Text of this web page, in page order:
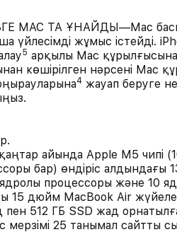
MAC ТА ҰНАЙДЫ—Mac
үйлесімді жұмыс істейді.
5 арқылы Mac
көшірілген нәрсені Mac
4 жауап беруге
айында Apple M5 чипі
бар) өндіріс алдындағы
процессоры және 10
15 дюйм MacBook Air
пен 512 ГБ SSD жад
25 танымал сайтты